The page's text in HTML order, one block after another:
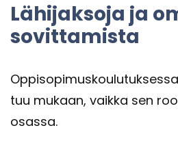
Lä­hi­jak­so­ja ja
so­vit­ta­mis­ta
tuu mu­kaan, vaik­ka sen
osas­sa.